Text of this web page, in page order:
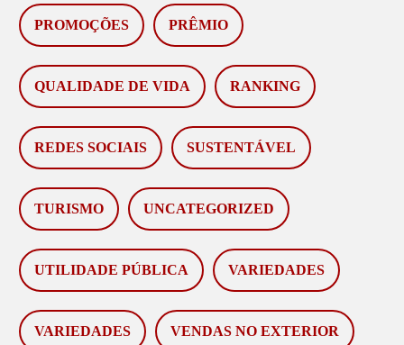
PROMOÇÕES PRÊMIO
QUALIDADE DE VIDA RANKING
REDES SOCIAIS SUSTENTÁVEL
TURISMO UNCATEGORIZED
UTILIDADE PÚBLICA VARIEDADES
VARIEDADES VENDAS NO EXTERIOR